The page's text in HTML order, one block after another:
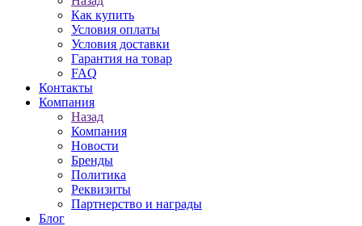
Как купить
Условия оплаты
Условия доставки
Гарантия на товар
FAQ
Контакты
Компания
Назад
Компания
Новости
Бренды
Политика
Реквизиты
Партнерство и награды
Блог